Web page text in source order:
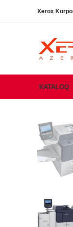
Xerox
KATALOQ